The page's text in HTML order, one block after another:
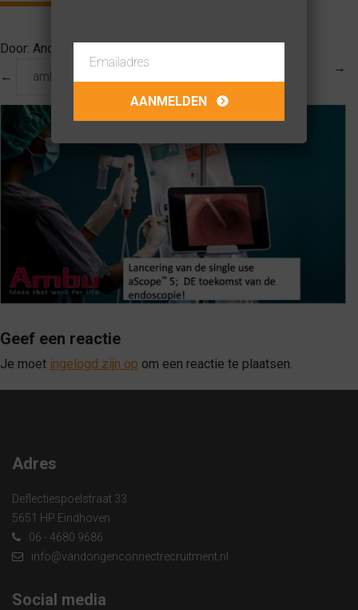
Door: Anouk van Dongen
←
ambu
→
Geef een reactie
Je moet ingelogd zijn op om een reactie te plaatsen.
Adres
Deflectiespoelstraat 33
5651 HP Eindhoven
06 - 4680 9686
info@vandongenconnectrecruitment.nl
Social media